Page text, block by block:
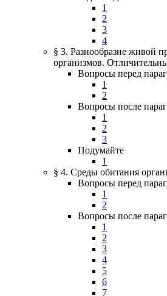
1
2
3
4
§ 3. Разнообразие живой
организмов.
Вопросы перед
1
2
Вопросы после
1
2
3
Подумайте
1
§ 4. Среды обитания
Вопросы перед
1
2
Вопросы после
1
2
3
4
5
6
7